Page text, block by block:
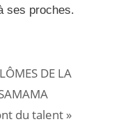
ses proches.
DE LA
du talent »